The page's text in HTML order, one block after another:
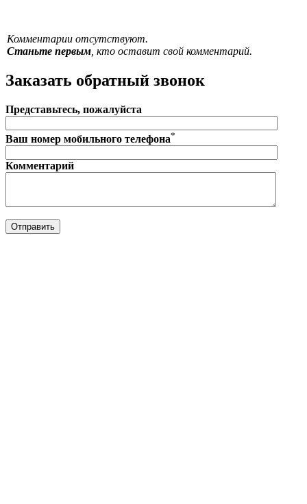
Комментарии отсутствуют.
Станьте первым, кто оставит свой комментарий.
Заказать обратный звонок
Представьтесь, пожалуйста
Ваш номер мобильного телефона*
Комментарий